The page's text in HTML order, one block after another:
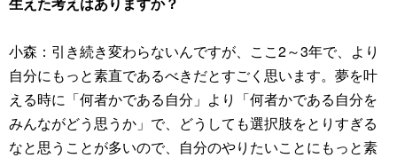
小森：引き続き変わらないんですが、ここ2～3年で、より
自分にもっと素直であるべきだとすごく思います。夢を叶
える時に「何者かである自分」より「何者かである自分を
みんながどう思うか」で、どうしても選択肢をとりすぎる
なと思うことが多いので、自分のやりたいことにもっと素